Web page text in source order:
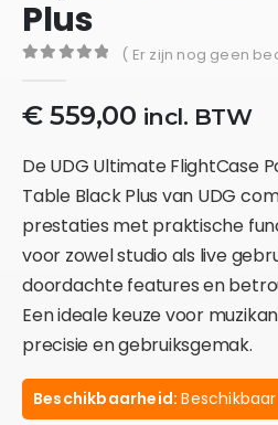
Plus
( Er zijn nog geen
€559,00 incl. BTW
De UDG Ultimate FlightCase
Table Black Plus van UDG
prestaties met praktische
voor zowel studio als live
doordachte features en
Een ideale keuze voor
precisie en gebruiksgemak.
Beschikbaarheid: